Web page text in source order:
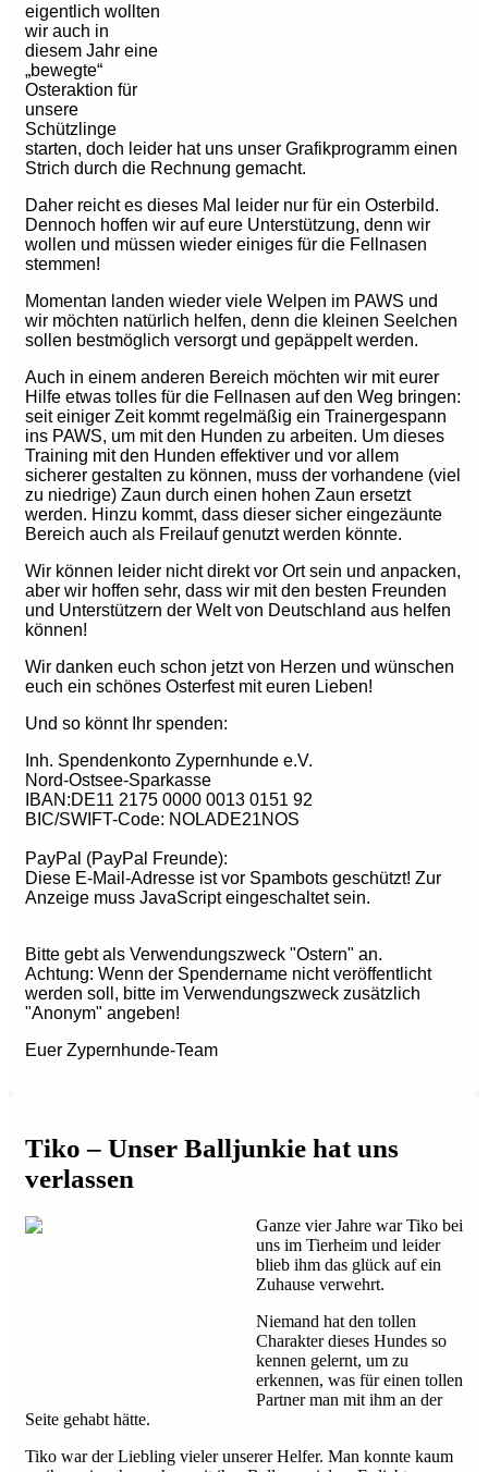
eigentlich wollten
wir auch in
diesem Jahr eine
„bewegte“
Osteraktion für
unsere
Schützlinge
starten, doch leider hat uns unser Grafikprogramm einen
Strich durch die Rechnung gemacht.
Daher reicht es dieses Mal leider nur für ein Osterbild.
Dennoch hoffen wir auf eure Unterstützung, denn wir
wollen und müssen wieder einiges für die Fellnasen
stemmen!
Momentan landen wieder viele Welpen im PAWS und
wir möchten natürlich helfen, denn die kleinen Seelchen
sollen bestmöglich versorgt und gepäppelt werden.
Auch in einem anderen Bereich möchten wir mit eurer
Hilfe etwas tolles für die Fellnasen auf den Weg bringen:
seit einiger Zeit kommt regelmäßig ein Trainergespann
ins PAWS, um mit den Hunden zu arbeiten. Um dieses
Training mit den Hunden effektiver und vor allem
sicherer gestalten zu können, muss der vorhandene (viel
zu niedrige) Zaun durch einen hohen Zaun ersetzt
werden. Hinzu kommt, dass dieser sicher eingezäunte
Bereich auch als Freilauf genutzt werden könnte.
Wir können leider nicht direkt vor Ort sein und anpacken,
aber wir hoffen sehr, dass wir mit den besten Freunden
und Unterstützern der Welt von Deutschland aus helfen
können!
Wir danken euch schon jetzt von Herzen und wünschen
euch ein schönes Osterfest mit euren Lieben!
Und so könnt Ihr spenden:
Inh. Spendenkonto Zypernhunde e.V.
Nord-Ostsee-Sparkasse
IBAN:DE11 2175 0000 0013 0151 92
BIC/SWIFT-Code: NOLADE21NOS
PayPal (PayPal Freunde):
Diese E-Mail-Adresse ist vor Spambots geschützt! Zur
Anzeige muss JavaScript eingeschaltet sein.
Bitte gebt als Verwendungszweck "Ostern" an.
Achtung: Wenn der Spendername nicht veröffentlicht
werden soll, bitte im Verwendungszweck zusätzlich
"Anonym" angeben!
Euer Zypernhunde-Team
Tiko – Unser Balljunkie hat uns
verlassen
Ganze vier Jahre war Tiko bei
uns im Tierheim und leider
blieb ihm das glück auf ein
Zuhause verwehrt.
Niemand hat den tollen
Charakter dieses Hundes so
kennen gelernt, um zu
erkennen, was für einen tollen
Partner man mit ihm an der
Seite gehabt hätte.
Tiko war der Liebling vieler unserer Helfer. Man konnte kaum